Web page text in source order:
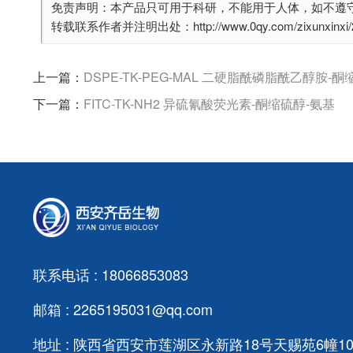
免责声明：本产品只可用于科研，不能用于人体，如不
转载联系作者并注明出处：http://www.0qy.com/
上一篇： DSPE-TK-PEG-MAL 二硬脂酰磷脂酰乙醇胺-酮
下一篇： FITC-TK-NH2 异硫氰酸荧光素-酮缩硫醇-氨基
联系电话 : 18066853083
邮箱 : 2265195031@qq.com
地址 : 陕西省西安市莲湖区永新路18号天赐苑6幢